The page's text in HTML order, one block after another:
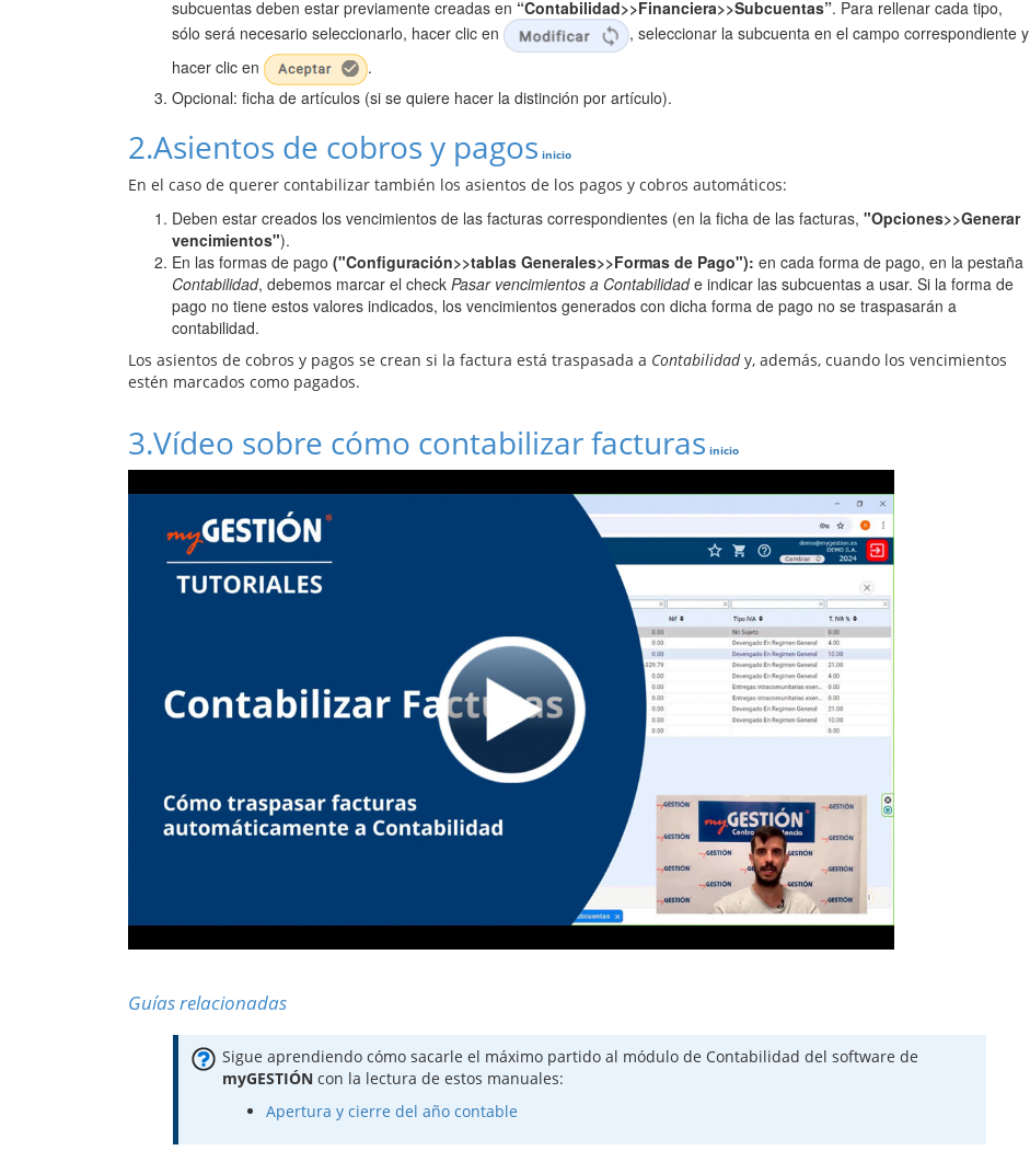
subcuentas deben estar previamente creadas en “Contabilidad>>Financiera>>Subcuentas”. Para rellenar cada tipo,
sólo será necesario seleccionarlo, hacer clic en
, seleccionar la subcuenta en el campo correspondiente y
hacer clic en
.
Opcional: ficha de artículos (si se quiere hacer la distinción por artículo).
2.Asientos de cobros y pagos inicio
En el caso de querer contabilizar también los asientos de los pagos y cobros automáticos:
Deben estar creados los vencimientos de las facturas correspondientes (en la ficha de las facturas, "Opciones>>Generar
vencimientos").
En las formas de pago ("Configuración>>tablas Generales>>Formas de Pago"): en cada forma de pago, en la pestaña
Contabilidad, debemos marcar el check Pasar vencimientos a Contabilidade indicar las subcuentas a usar. Si la forma de
pago no tiene estos valores indicados, los vencimientos generados con dicha forma de pago no se traspasarán a
contabilidad.
Los asientos de cobros y pagos se crean si la factura está traspasada a Contabilidady, además, cuando los vencimientos
estén marcados como pagados.
3.Vídeo sobre cómo contabilizar facturas inicio
Guías relacionadas
Sigue aprendiendo cómo sacarle el máximo partido al módulo de Contabilidad del software de
myGESTIÓN con la lectura de estos manuales:
Apertura y cierre del año contable